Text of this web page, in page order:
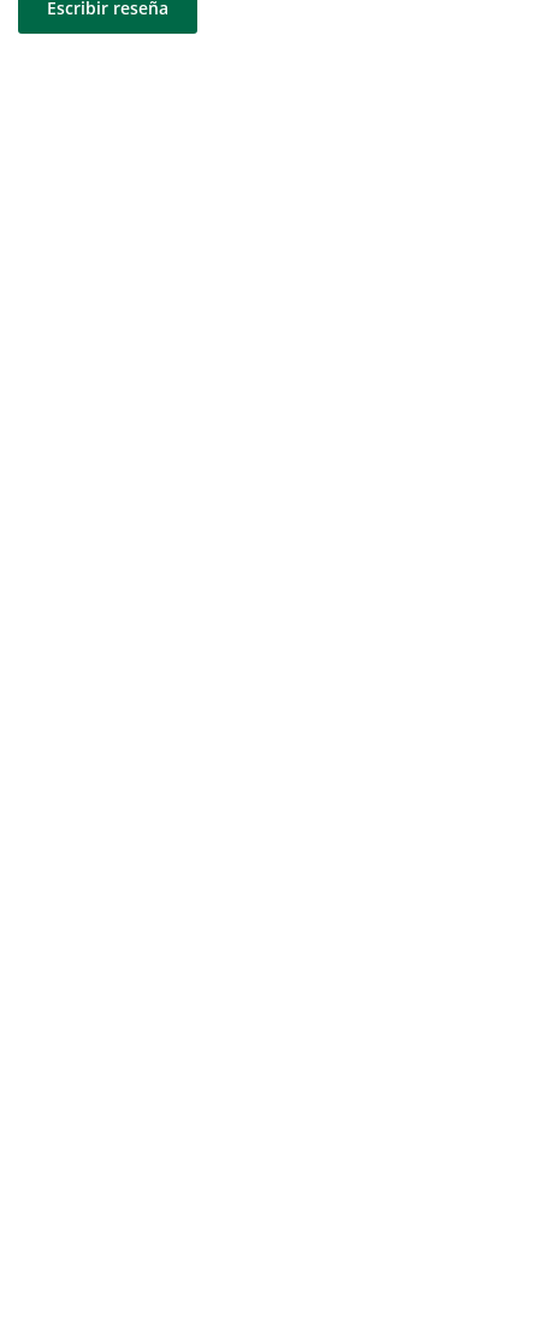
Escribir reseña